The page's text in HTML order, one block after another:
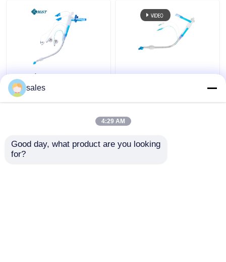
Διπλή κάννουλα
τραχειών σωλήνων
Cuffed Tracheostomy
ODM βρογχικός
sales
4:29 AM
Good day, what product are you looking
for?